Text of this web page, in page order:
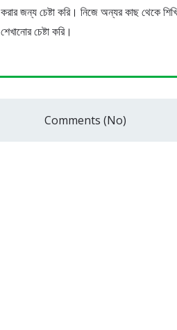
করার জন্য চেষ্টা করি। নিজে অন্যর কাছ থেকে
শেখানোর চেষ্টা করি।
Comments (No)